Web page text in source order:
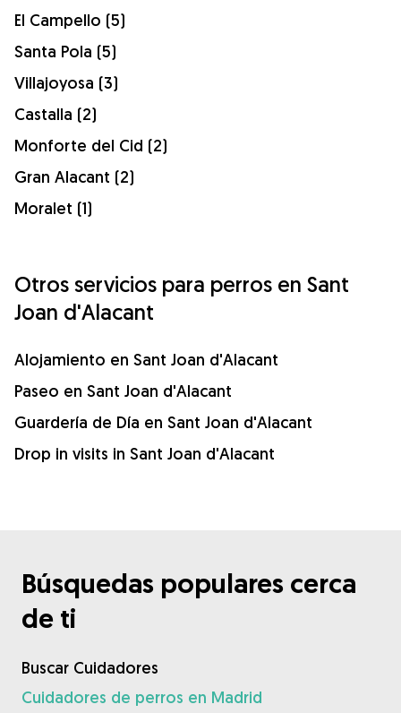
El Campello (5)
Santa Pola (5)
Villajoyosa (3)
Castalla (2)
Monforte del Cid (2)
Gran Alacant (2)
Moralet (1)
Otros servicios para perros en Sant
Joan d'Alacant
Alojamiento en Sant Joan d'Alacant
Paseo en Sant Joan d'Alacant
Guardería de Día en Sant Joan d'Alacant
Drop in visits in Sant Joan d'Alacant
Búsquedas populares cerca
de ti
Buscar Cuidadores
Cuidadores de perros en Madrid